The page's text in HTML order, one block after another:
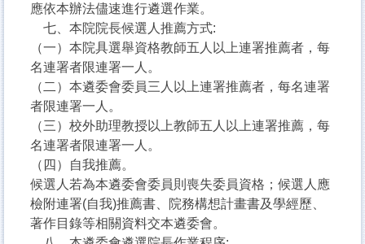
應依本辦法儘速進行遴選作業。
七、本院院長候選人推薦方式:
（一）本院具選舉資格教師五人以上連署推薦者，每
名連署者限連署一人。
（二）本遴委會委員三人以上連署推薦者，每名連署
者限連署一人。
（三）校外助理教授以上教師五人以上連署推薦，每
名連署者限連署一人。
（四）自我推薦。
候選人若為本遴委會委員則喪失委員資格；候選人應
檢附連署(自我)推薦書、院務構想計畫書及學經歷、
著作目錄等相關資料交本遴委會。